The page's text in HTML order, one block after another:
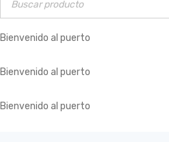
Bienvenido al puerto
Bienvenido al puerto
Bienvenido al puerto